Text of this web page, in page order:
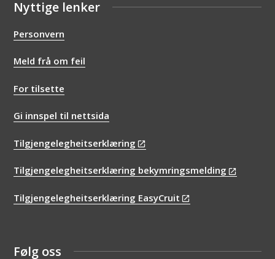
Nyttige lenker
Personvern
Meld frå om feil
For tilsette
Gi innspel til nettsida
Tilgjengelegheitserklæring
Tilgjengelegheitserklæring bekymringsmelding
Tilgjengelegheitserklæring EasyCruit
Følg oss